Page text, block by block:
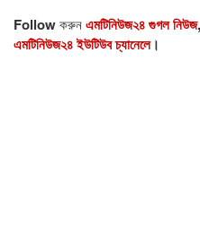
Followকরুনএমটিনিউজ২৪ গুগল নিউজ
এমটিনিউজ২৪ ইউটিউব চ্যানেলে।